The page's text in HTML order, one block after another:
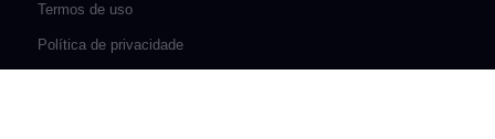
Termos de uso
Política de privacidade